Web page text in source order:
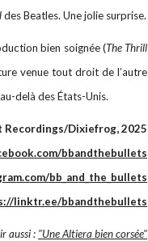
des Beatles. Une jolie surprise.
bien soignée (The Thrill
venue tout droit de l’autre
delà des États-Unis.
Recordings/Dixiefrog, 2025
bbandthebullets
bb_and_the_bullets
linktr.ee/bbandthebullets
aussi : "Une Altiera bien corsée"